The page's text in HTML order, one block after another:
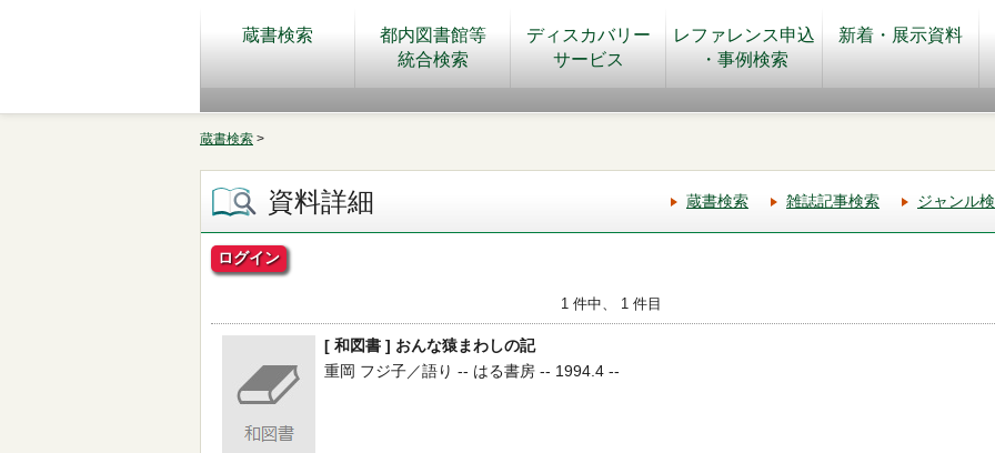
蔵書検索
都内図書館等
統合検索
ディスカバリー
サービス
レファレンス申込
・事例検索
新着・展示資料
蔵書検索 >
資料詳細 蔵書検索 雑誌記事検索 ジャンル
ログイン
1 件中、 1 件目
[ 和図書 ] おんな猿まわしの記
重岡 フジ子／語り -- はる書房 -- 1994.4 --